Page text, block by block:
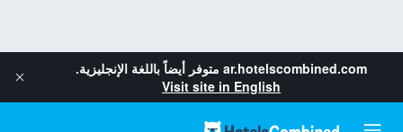
ar.hotelscombined.com متوفر أيضاً باللغة الإنجليزية.
Visit site in English